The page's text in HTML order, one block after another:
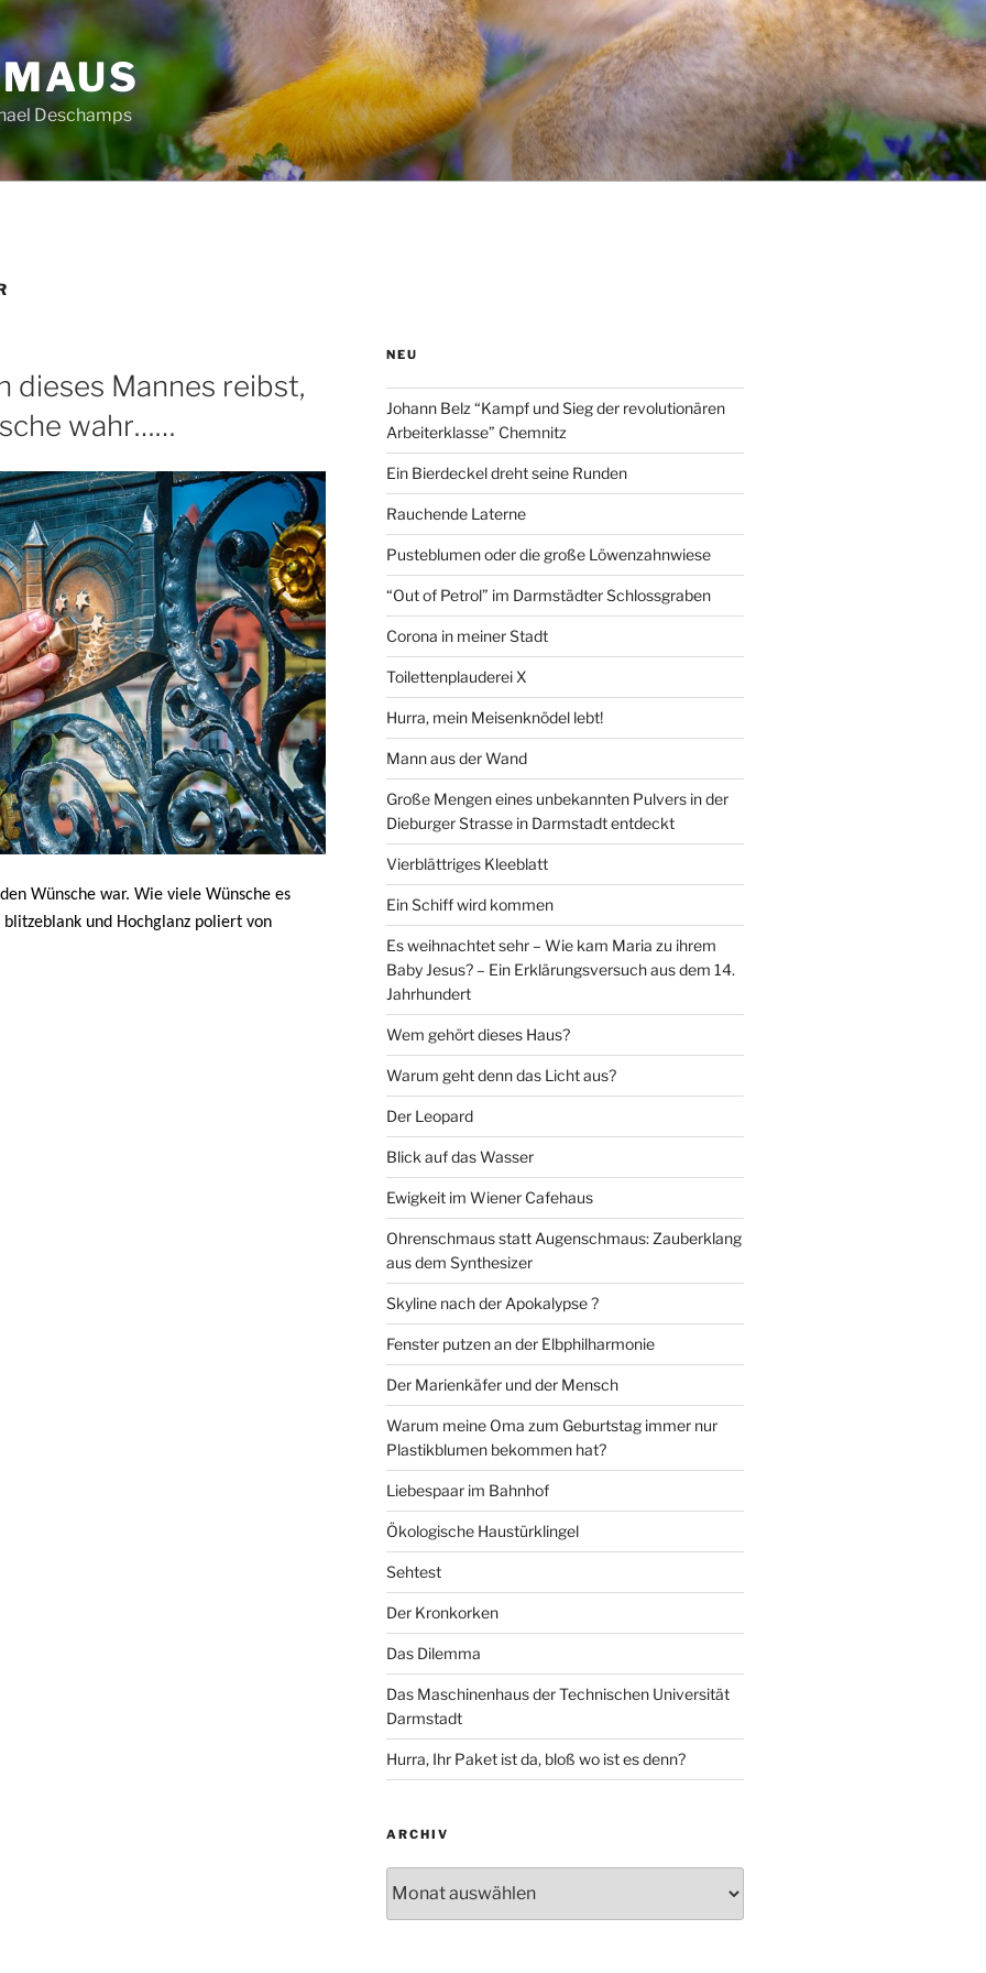
Deschamps
dieses Mannes reibst,
wahr……
Wünsche war. Wie viele Wünsche es
und Hochglanz poliert von
NEU
Johann Belz “Kampf und Sieg der revolutionären
Arbeiterklasse” Chemnitz
Ein Bierdeckel dreht seine Runden
Rauchende Laterne
Pusteblumen oder die große Löwenzahnwiese
“Out of Petrol” im Darmstädter Schlossgraben
Corona in meiner Stadt
Toilettenplauderei X
Hurra, mein Meisenknödel lebt!
Mann aus der Wand
Große Mengen eines unbekannten Pulvers in der
Dieburger Strasse in Darmstadt entdeckt
Vierblättriges Kleeblatt
Ein Schiff wird kommen
Es weihnachtet sehr – Wie kam Maria zu ihrem
Baby Jesus? – Ein Erklärungsversuch aus dem 14.
Jahrhundert
Wem gehört dieses Haus?
Warum geht denn das Licht aus?
Der Leopard
Blick auf das Wasser
Ewigkeit im Wiener Cafehaus
Ohrenschmaus statt Augenschmaus: Zauberklang
aus dem Synthesizer
Skyline nach der Apokalypse ?
Fenster putzen an der Elbphilharmonie
Der Marienkäfer und der Mensch
Warum meine Oma zum Geburtstag immer nur
Plastikblumen bekommen hat?
Liebespaar im Bahnhof
Ökologische Haustürklingel
Sehtest
Der Kronkorken
Das Dilemma
Das Maschinenhaus der Technischen Universität
Darmstadt
Hurra, Ihr Paket ist da, bloß wo ist es denn?
ARCHIV